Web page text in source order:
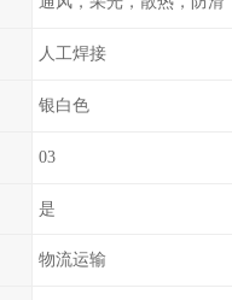
人工焊接
银白色
03
是
物流运输